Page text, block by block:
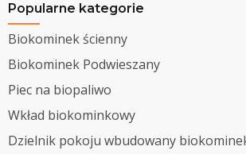
Popularne kategorie
Biokominek ścienny
Biokominek Podwieszany
Piec na biopaliwo
Wkład biokominkowy
Dzielnik pokoju wbudowany